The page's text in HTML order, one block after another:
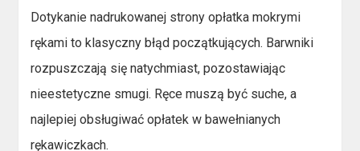
Dotykanie nadrukowanej strony opłatka mokrymi
rękami to klasyczny błąd początkujących. Barwniki
rozpuszczają się natychmiast, pozostawiając
nieestetyczne smugi. Ręce muszą być suche, a
najlepiej obsługiwać opłatek w bawełnianych
rękawiczkach.